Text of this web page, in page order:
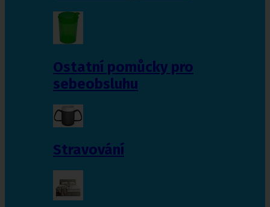
Ostatní pomůcky pro
sebeobsluhu
Stravování